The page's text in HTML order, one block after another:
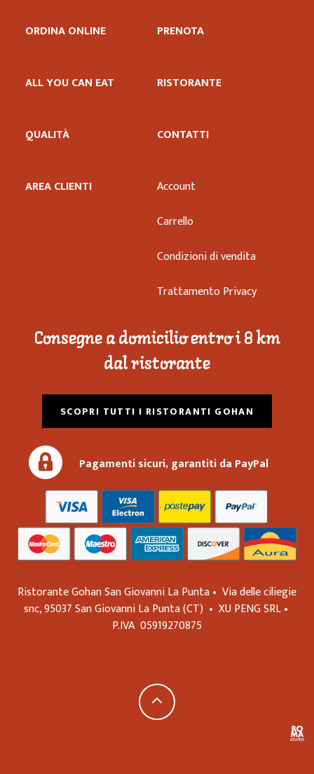
ORDINA ONLINE PRENOTA
ALL YOU CAN EAT RISTORANTE
QUALITÀ CONTATTI
AREA CLIENTI
Account
Carrello
Condizioni di vendita
Trattamento Privacy
Consegne a domicilio entro i 8 km
dal ristorante
SCOPRI TUTTI I RISTORANTI GOHAN
Pagamenti sicuri, garantiti da PayPal
Ristorante Gohan San Giovanni La Punta • Via delle ciliegie
snc,95037San Giovanni La Punta(CT) • XU PENG SRL•
P.IVA 05919270875